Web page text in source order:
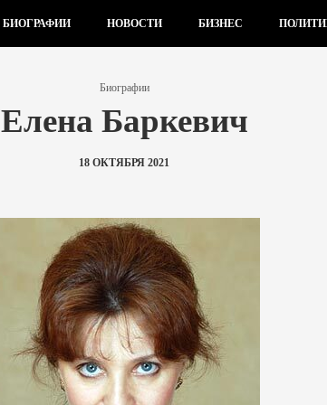
БИОГРАФИИ НОВОСТИ БИЗНЕС
Биографии
Елена Баркевич
18 ОКТЯБРЯ 2021